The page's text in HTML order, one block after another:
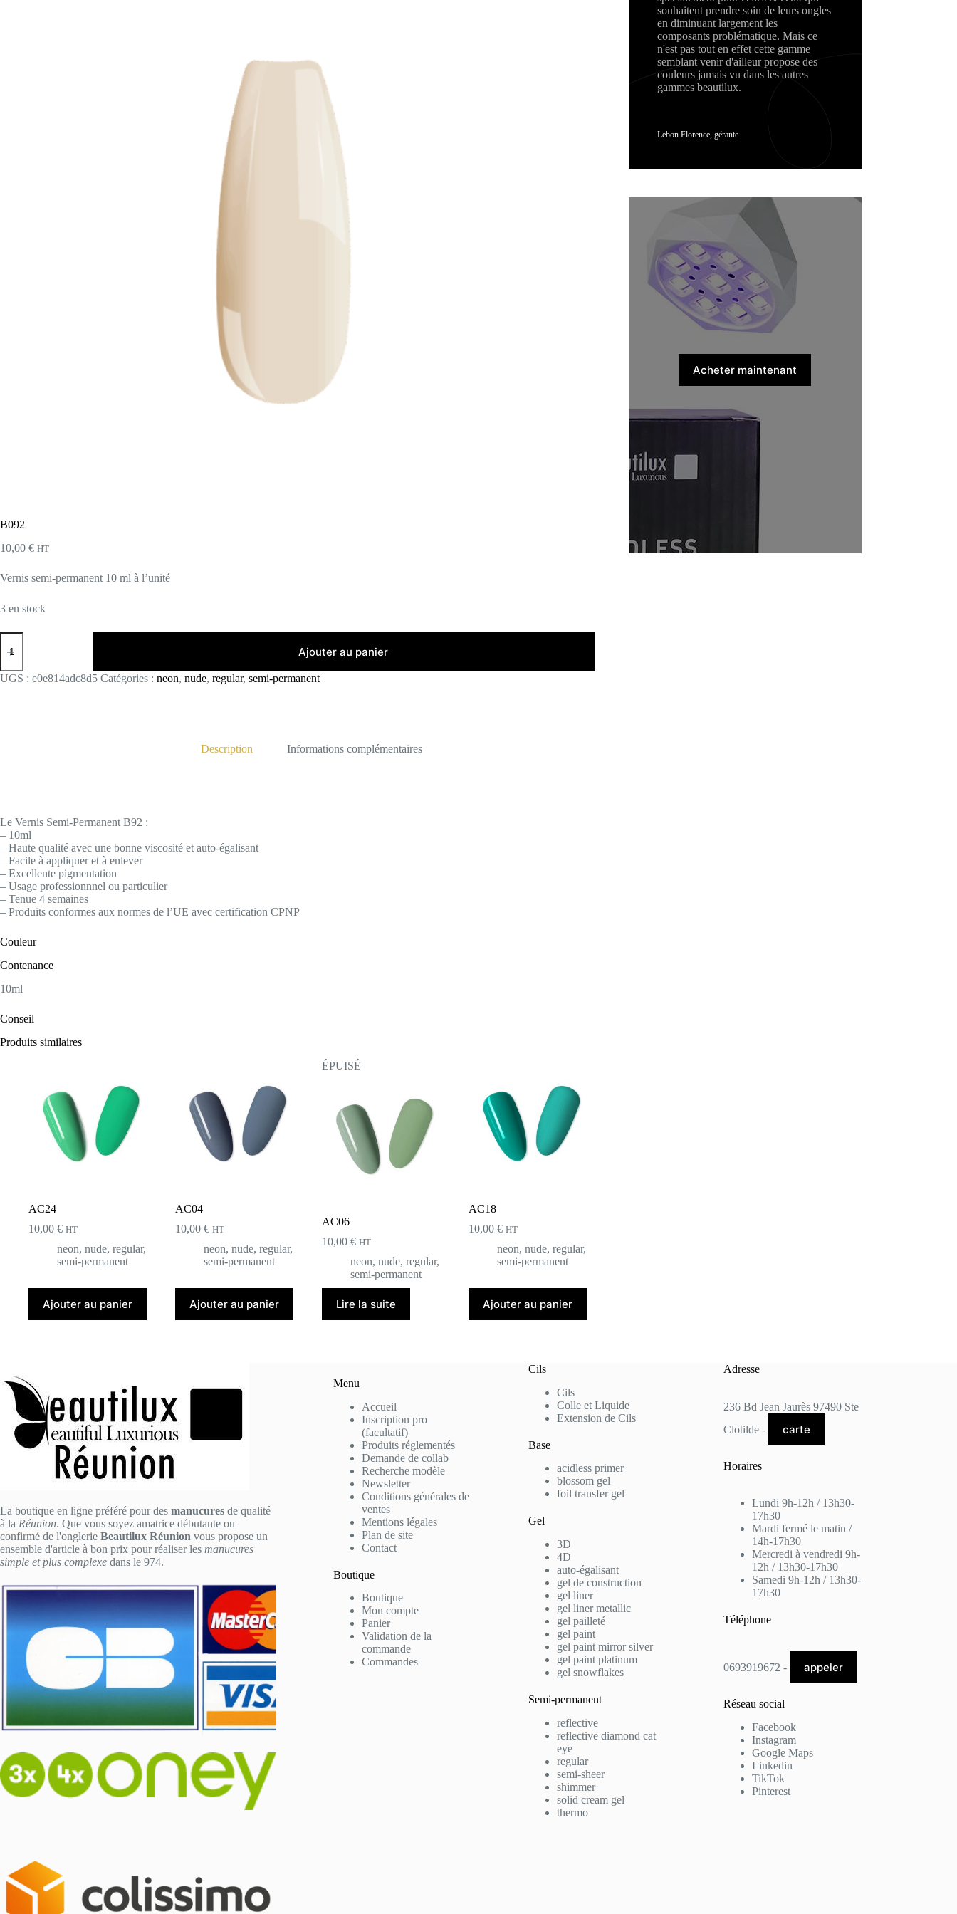
B092
10,00 € HT
Vernis semi-permanent 10 ml à l’unité
3 en stock
quantité
de
Ajouter au panier
UGS : e0e814adc8d5 Catégories : neon, nude, regular, semi-permanent
Description Informations complémentaires
Le Vernis Semi-Permanent B92 :
– 10ml
– Haute qualité avec une bonne viscosité et auto-égalisant
– Facile à appliquer et à enlever
– Excellente pigmentation
– Usage professionnnel ou particulier
– Tenue 4 semaines
– Produits conformes aux normes de l’UE avec certification CPNP
Couleur
Contenance
10ml
Conseil
Produits similaires
AC24
10,00 € HT
neon, nude, regular,
semi-permanent
Ajouter au panier
AC04
10,00€ HT
neon,nude,regular,
semi-permanent
Ajouter au panier
ÉPUISÉ
AC06
10,00€ HT
neon,nude,regular,
semi-permanent
Lire la suite
AC18
10,00€ HT
neon,nude,regular,
semi-permanent
Ajouter au panier
souhaitent prendre soin de leurs ongles
en diminuant largement les
composants problématique. Mais ce
n'est pas tout en effet cette gamme
semblant venir d'ailleur propose des
couleurs jamais vu dans les autres
gammes beautilux.
Lebon Florence, gérante
Acheter maintenant
La boutique en ligne préféré pour des manucures de qualité
à la Réunion. Que vous soyez amatrice débutante ou
confirmé de l'onglerie Beautilux Réunion vous propose un
ensemble d'article à bon prix pour réaliser les manucures
simple et plus complexe dans le 974.
Menu
Accueil
Inscription pro
(facultatif)
Produits réglementés
Demande de collab
Recherche modèle
Newsletter
Conditions générales de
ventes
Mentions légales
Plan de site
Contact
Boutique
Boutique
Mon compte
Panier
Validation de la
commande
Commandes
Cils
Cils
Colle et Liquide
Extension de Cils
Base
acidless primer
blossom gel
foil transfer gel
Gel
3D
4D
auto-égalisant
gel de construction
gel liner
gel liner metallic
gel pailleté
gel paint
gel paint mirror silver
gel paint platinum
gel snowflakes
Semi-permanent
reflective
reflective diamond cat
eye
regular
semi-sheer
shimmer
solid cream gel
thermo
Adresse
236 Bd Jean Jaurès 97490 Ste
Clotilde -
carte
Horaires
Lundi 9h-12h / 13h30-
17h30
Mardi fermé le matin /
14h-17h30
Mercredi à vendredi 9h-
12h / 13h30-17h30
Samedi 9h-12h / 13h30-
17h30
Téléphone
0693919672 - appeler
Réseau social
Facebook
Instagram
Google Maps
Linkedin
TikTok
Pinterest